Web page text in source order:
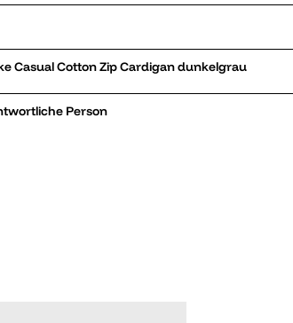
Details zu Strickjacke Casual Cotton Zip Cardigan dunkelgrau
Person